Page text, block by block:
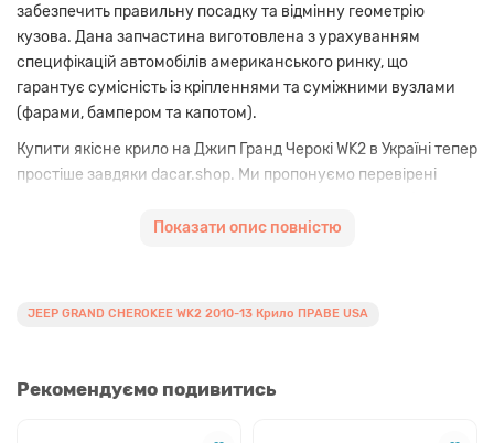
забезпечить правильну посадку та відмінну геометрію
кузова. Дана запчастина виготовлена з урахуванням
специфікацій автомобілів американського ринку, що
гарантує сумісність із кріпленнями та суміжними вузлами
(фарами, бампером та капотом).
Купити якісне крило на Джип Гранд Черокі WK2 в Україні тепер
простіше завдяки dacar.shop. Ми пропонуємо перевірені
втрати надійності. Деталь постачається в
знайдітьЗАПЧАСТИНИ КУЗОВА JEEP GRAND CHEROKEE
Показати опис повністю
JEEP GRAND CHEROKEE WK2 2010-13 Крило ПРАВЕ USA
Рекомендуємо подивитись